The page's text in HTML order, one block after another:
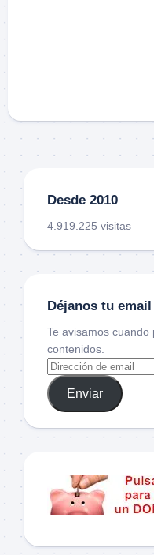
Desde 2010
4.919.225 visitas
Déjanos tu email
Te avisamos
contenidos.
Enviar